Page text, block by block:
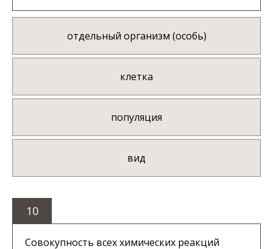
отдельный организм (особь)
клетка
популяция
вид
10
Совокупность всех химических реакций